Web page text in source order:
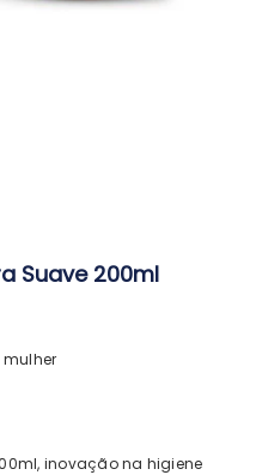
Suave 200ml
inovação na higiene